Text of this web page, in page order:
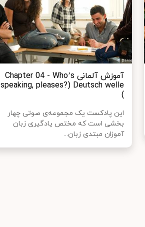
آموزش آلمانی Chapter 04 - Who’s
speaking, pleases?) Deutsch welle
)
این پادکست یک مجموعه‌ی صوتی چهار
بخشی است که مختص یادگیری زبان
آموزان مبتدی زبان...